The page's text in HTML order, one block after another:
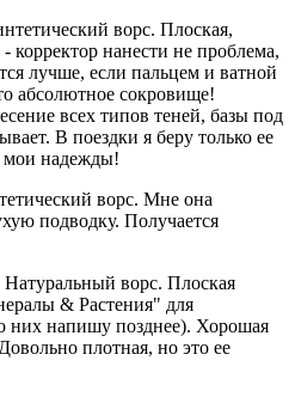
ворс. Плоская,
корректор нанести не проблема,
лучше, если пальцем и ватной
абсолютное сокровище!
всех типов теней, базы под
В поездки я беру только ее
мои надежды!
ворс. Мне она
подводку. Получается
Натуральный ворс. Плоская
& Растения" для
них напишу позднее). Хорошая
плотная, но это ее